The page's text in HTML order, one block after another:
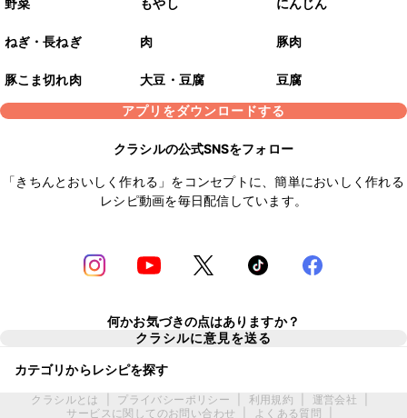
野菜 もやし にんじん
ねぎ・長ねぎ 肉 豚肉
豚こま切れ肉 大豆・豆腐
豆腐
アプリをダウンロードする
クラシルの公式SNSをフォロー
「きちんとおいしく作れる」をコンセプトに、簡単においしく作れる
レシピ動画を毎日配信しています。
何かお気づきの点はありますか？
クラシルに意見を送る
カテゴリからレシピを探す
クラシルとは プライバシーポリシー 利用規約 運営会社
サービスに関してのお問い合わせ
よくある質問